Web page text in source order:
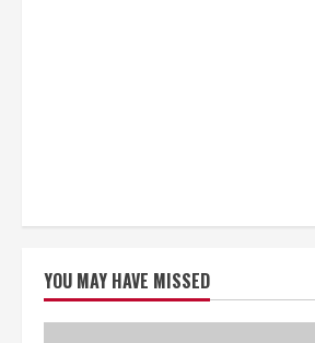
YOU MAY HAVE MISSED